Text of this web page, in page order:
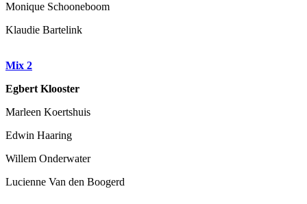
Monique Schooneboom
Klaudie Bartelink
Mix 2
Egbert Klooster
Marleen Koertshuis
Edwin Haaring
Willem Onderwater
Lucienne Van den Boogerd